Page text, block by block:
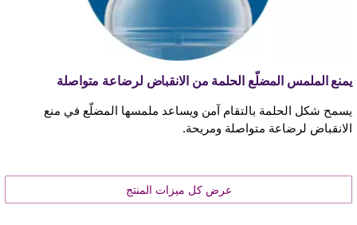
يمنع الملمس المضلّع الحلمة من الانقباض لرضاعة متواصلة
يسمح شكل الحلمة بالتقام آمن ويساعد ملمسها المضلّع في منع
الانقباض لرضاعة متواصلة ومريحة.
عرض كل ميزات المنتج